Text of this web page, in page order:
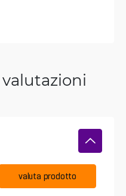
valuta prodotto